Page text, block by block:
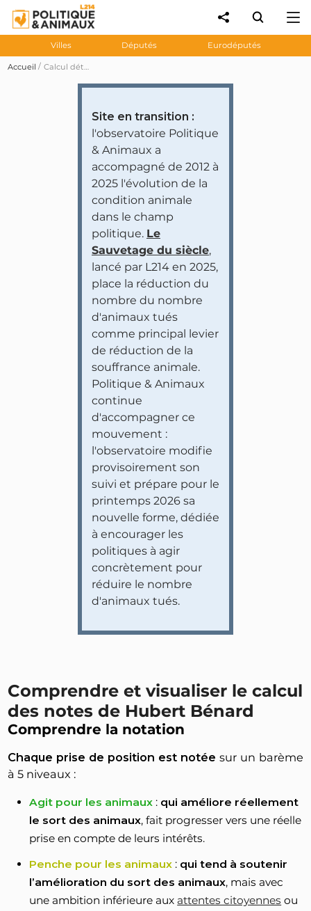
Villes Députés Eurodéputés
Accueil Calcul détaillé des notes
Site en transition :
l'observatoire Politique
& Animaux a
accompagné de 2012 à
2025 l'évolution de la
condition animale
dans le champ
politique. Le
Sauvetage du siècle,
lancé par L214 en 2025,
place la réduction du
nombre du nombre
d'animaux tués
comme principal levier
de réduction de la
souffrance animale.
Politique & Animaux
continue
d'accompagner ce
mouvement :
l'observatoire modifie
provisoirement son
suivi et prépare pour le
printemps 2026 sa
nouvelle forme, dédiée
à encourager les
politiques à agir
concrètement pour
réduire le nombre
d'animaux tués.
Comprendre et visualiser le calcul
des notes de Hubert Bénard
Comprendre la notation
Chaque prise de position est notée sur un barème
à 5 niveaux :
Agit pour les animaux : qui améliore réellement
le sort des animaux, fait progresser vers une réelle
prise en compte de leurs intérêts.
Penche pour les animaux : qui tend à soutenir
l’amélioration du sort des animaux, mais avec
une ambition inférieure aux attentes citoyennes ou